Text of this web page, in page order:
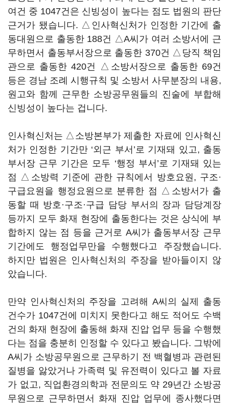
여건 중 1047건은 신빙성이 높다는 점도 법원의 판단
근거가 됐습니다. △인사혁신처가 인정한 기간에 출
동대원으로 출동한 188건 △A씨가 여러 소방서에 근
무하면서 출동부서장으로 출동한 370건 △당직 책임
관으로 출동한 420건 △소방서장으로 출동한 69건
등은 경남 조례 시행규칙 및 소방서 사무분장의 내용,
원고와 함께 근무한 소방공무원들의 진술에 부합해
신빙성이 높다는 겁니다.
인사혁신처는 △소방본부가 제출한 자료에 인사혁신
처가 인정한 기간만 ‘외근 부서’로 기재돼 있고, 출동
부서장 근무 기간은 모두 ‘행정 부서’로 기재돼 있는
점 △소방력 기준에 관한 규칙에서 방호요원, 구조·
구급요원을 행정요원으로 분류한 점 △소방서가 출
동할 때 방호·구조·구급 담당 부서의 장과 담당계장
등까지 모두 화재 현장에 출동한다는 것은 상식에 부
합하지 않는 점 등을 근거로 A씨가 출동부서장 근무
기간에도 행정업무만을 수행했다고 주장했습니다.
하지만 법원은 인사혁신처의 주장을 받아들이지 않
았습니다.
만약 인사혁신처의 주장을 고려해 A씨의 실제 출동
건수가 1047건에 미치지 못한다고 해도 적어도 수백
건의 화재 현장에 출동해 화재 진압 업무 등을 수행했
다는 점을 충분히 인정할 수 있다고 봤습니다. 그밖에
A씨가 소방공무원으로 근무하기 전 백혈병과 관련된
질병을 앓았거나 가족력 및 유전력이 있다고 볼 자료
가 없고, 직업환경의학과 전문의도 약 29년간 소방공
무원으로 근무하면서 화재 진압 업무에 종사했다면